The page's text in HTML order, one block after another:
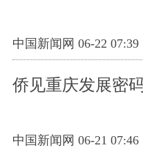
中国新闻网 06-22 07:39
侨见重庆发展密
中国新闻网 06-21 07:46